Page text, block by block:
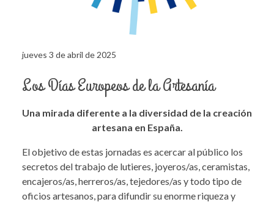
jueves 3 de abril de 2025
Los Días Europeos de la Artesanía
Una mirada diferente a la diversidad de la creación
artesana en España.
El objetivo de estas jornadas es acercar al público los
secretos del trabajo de lutieres, joyeros/as, ceramistas,
encajeros/as, herreros/as, tejedores/as y todo tipo de
oficios artesanos, para difundir su enorme riqueza y